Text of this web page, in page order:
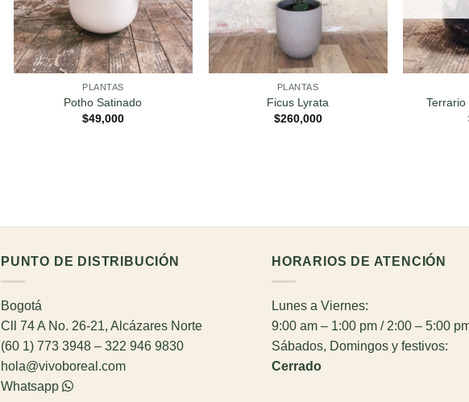
PLANTAS
Potho Satinado
$49,000
PLANTAS
Ficus Lyrata
$260,000
PUNTO DE DISTRIBUCIÓN
Bogotá
Cll 74 A No. 26-21, Alcázares Norte
(60 1) 773 3948 – 322 946 9830
hola@vivoboreal.com
Whatsapp
HORARIOS DE ATENCIÓN
Lunes a Viernes:
9:00 am – 1:00 pm / 2:00 – 5:00
Sábados, Domingos y festivos:
Cerrado